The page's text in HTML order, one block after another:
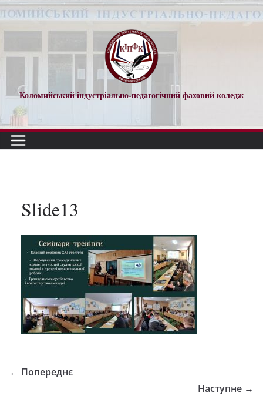
Перейти
до
Коломийський індустріально-педагогічний фаховий коледж
Slide13
← Попереднє
Наступне →